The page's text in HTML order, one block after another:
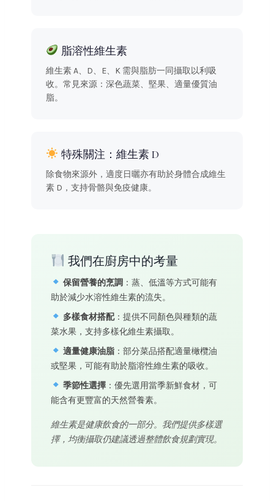
脂溶性維生素
維生素 A、D、E、K 需與脂肪一同攝取以利吸
收。常見來源：深色蔬菜、堅果、適量優質油
脂。
特殊關注：維生素 D
除食物來源外，適度日曬亦有助於身體合成維生
素 D，支持骨骼與免疫健康。
我們在廚房中的考量
保留營養的烹調 ：蒸、低溫等方式可能有
助於減少水溶性維生素的流失。
多樣食材搭配：提供不同顏色與種類的蔬
菜水果，支持多樣化維生素攝取。
適量健康油脂：部分菜品搭配適量橄欖油
或堅果，可能有助於脂溶性維生素的吸收。
季節性選擇：優先選用當季新鮮食材，可
能含有更豐富的天然營養素。
維生素是健康飲食的一部分。我們提供多樣選
擇，均衡攝取仍建議透過整體飲食規劃實現。